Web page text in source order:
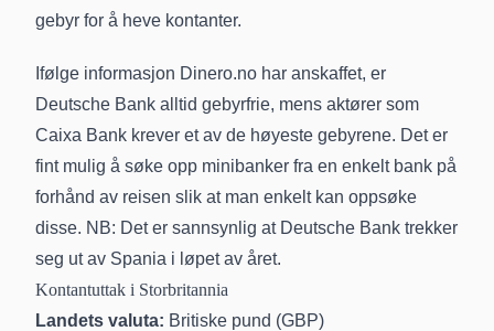
gebyr for å heve kontanter.
Ifølge informasjon Dinero.no har anskaffet, er
Deutsche Bank alltid gebyrfrie, mens aktører som
Caixa Bank krever et av de høyeste gebyrene. Det er
fint mulig å søke opp minibanker fra en enkelt bank på
forhånd av reisen slik at man enkelt kan oppsøke
disse. NB: Det er sannsynlig at Deutsche Bank trekker
seg ut av Spania i løpet av året.
Kontantuttak i Storbritannia
Landets valuta: Britiske pund (GBP)